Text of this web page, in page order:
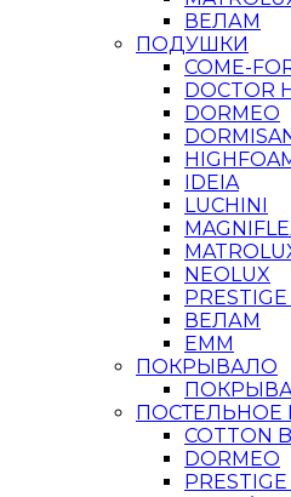
ВЕЛАМ
ПОДУШКИ
COME-
DOCTOR
DORMEO
IDEIA
LUCHINI
NEOLUX
ВЕЛАМ
ЕММ
ПОКРЫВАЛО
ПОСТЕЛЬНОЕ
COTTON
DORMEO